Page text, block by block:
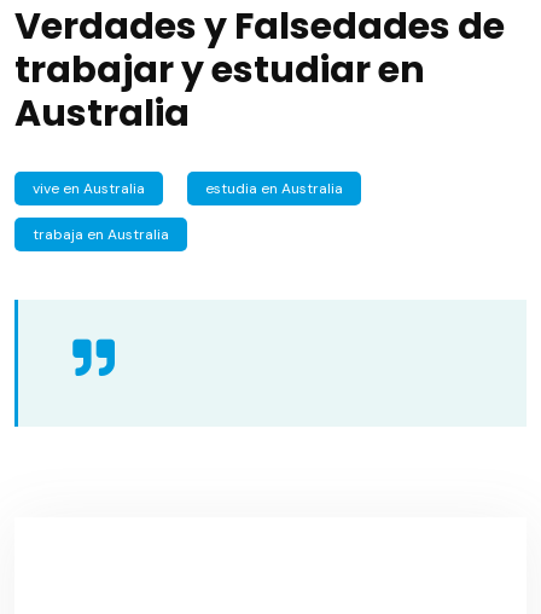
Verdades y Falsedades de
trabajar y estudiar en
Australia
vive en Australia estudia en Australia
trabaja en Australia